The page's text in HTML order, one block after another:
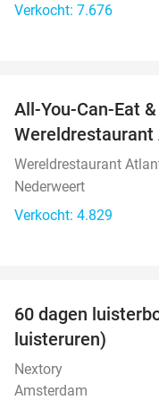
Verkocht: 7.676
All-You-Can-Eat
Wereldrestaurant
Nederweert
Verkocht: 4.829
60 dagen
luisteruren)
Nextory
Amsterdam